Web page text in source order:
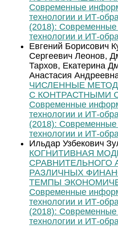
Современные
технологии и ИТ-
(2018):
технологии и ИТ-
Евгений Борисович
Сергеевич Леонов,
Тархов, Екатерина
Анастасия
ЧИСЛЕННЫЕ
С КОНТРАСТНЫМИ
Современные
технологии и ИТ-
(2018):
технологии и ИТ-
Ильдар Узбекович
КОГНИТИВНАЯ
СРАВНИТЕЛЬНОГО
РАЗЛИЧНЫХ
ТЕМПЫ
Современные
технологии и ИТ-
(2018):
технологии и ИТ-